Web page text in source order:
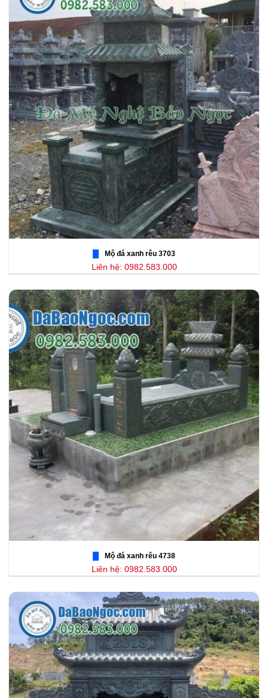
Mộ đá xanh rêu 3703
Liên hệ: 0982.583.000
Mộ đá xanh rêu 4738
Liên hệ: 0982.583.000